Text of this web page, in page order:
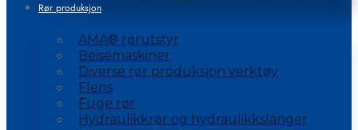
Rør produksjon
AMA® rørutstyr
Beisemaskiner
Diverse rør produksjon verktøy
Flens
Fuge rør
Hydraulikkrør og hydraulikkslanger